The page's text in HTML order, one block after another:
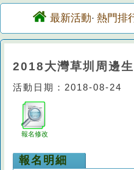
最新活動· 熱門排
2018大灣草圳周邊
活動日期：2018-08-24
報名修改
報名明細